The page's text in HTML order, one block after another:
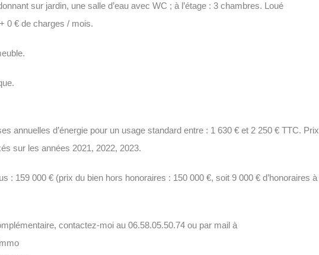
sur jardin, une salle d’eau avec WC ; à l’étage : 3 chambres. Loué
0 € de charges / mois.
annuelles d’énergie pour un usage standard entre : 1 630 € et 2 250 € TTC. Prix
sur les années 2021, 2022, 2023.
: 159 000 € (prix du bien hors honoraires : 150 000 €, soit 9 000 € d’honoraires à
contactez-moi au 06.58.05.50.74 ou par mail à